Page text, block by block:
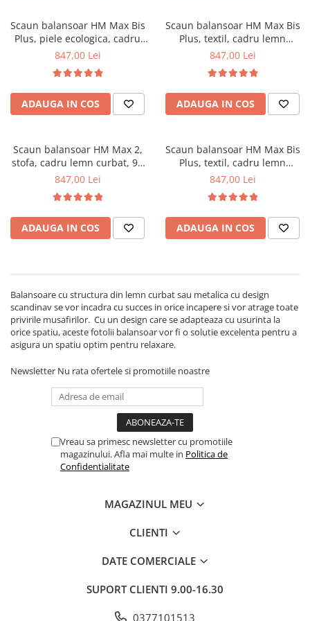
Saltele cu arcuri impachetate
individual
Saltele Memory Pocket
Saltele Memory Foam
Saltele Memory Pocket
Saltele cu plasa arcuri
Saltele cu spuma
Saltele cu spuma poliuretanica
Saltele Latex
Saltele 140x200
Top saltele
Top saltele 5 cm
Top saltele 10 cm
Top saltele memory 5 cm
Top saltele MemoHR 6.5 cm
Saltele ieftine
Saltele cu plasa de arcuri
Paturi
Seturi de pat si saltea
Masute de toaleta
Mobilier living
Scaune pentru living
Comode living
Set mese plus scaune
Mobilier birou
Scaune ergonomice
Etajere Birou
Scaune pentru vizitatori
Scaune manager
Mobilier bucatarie
Mobila bucatarie
Seturi mese si scaune bucatarie
Suporturi si rafturi pantofi
Suport pentru umerase
Scaune birou
Scaune profesionale
Scaune resigilate
Scaune conferinta
Scaune terasa si outdoor
Scaun balansoar HM Max Bis
Plus, piele ecologica, cadru
lemn curbat, 90 kg, Fag
847,00 Lei
ADAUGA IN COS
Scaun balansoar HM Max Bis
Plus, textil, cadru lemn
curbat, 90 kg, wenge
847,00 Lei
ADAUGA IN COS
Scaun balansoar HM Max 2,
stofa, cadru lemn curbat, 90
kg, wenge
847,00 Lei
ADAUGA IN COS
Scaun balansoar HM Max Bis
Plus, textil, cadru lemn
curbat, 90 kg, alb
847,00 Lei
ADAUGA IN COS
Balansoare cu structura din lemn curbat sau metalica cu design
scandinav se vor incadra cu succes in orice incapere si vor atrage toate
privirile musafirilor. Cu un design care se adapteaza cu usurinta la
orice spatiu, aceste fotolii balansoar vor fi o solutie excelenta pentru a
asigura un spatiu optim pentru relaxare.
Newsletter Nu rata ofertele si promotiile noastre
Vreau sa primesc newsletter cu promotiile
magazinului. Afla mai multe in Politica de
Confidentialitate
MAGAZINUL MEU
CLIENTI
DATE COMERCIALE
SUPORT CLIENTI 9.00-16.30
0377101513